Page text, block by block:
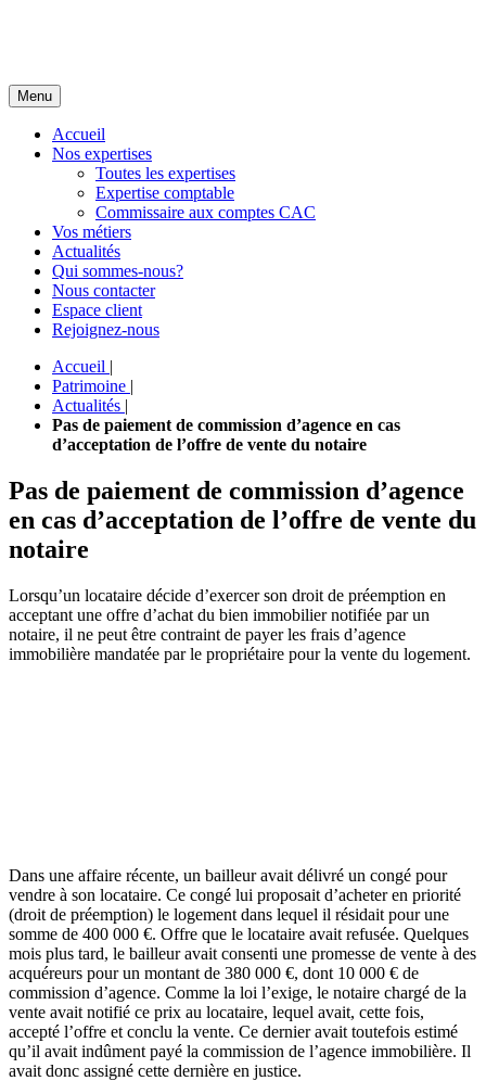
Menu
Accueil
Nos expertises
Toutes les expertises
Expertise comptable
Commissaire aux comptes CAC
Vos métiers
Actualités
Qui sommes-nous?
Nous contacter
Espace client
Rejoignez-nous
Accueil |
Patrimoine |
Actualités |
Pas de paiement de commission d’agence en cas
d’acceptation de l’offre de vente du notaire
Pas de paiement de commission d’agence
en cas d’acceptation de l’offre de vente du
notaire
Lorsqu’un locataire décide d’exercer son droit de préemption en
acceptant une offre d’achat du bien immobilier notifiée par un
notaire, il ne peut être contraint de payer les frais d’agence
immobilière mandatée par le propriétaire pour la vente du logement.
Dans une affaire récente, un bailleur avait délivré un congé pour
vendre à son locataire. Ce congé lui proposait d’acheter en priorité
(droit de préemption) le logement dans lequel il résidait pour une
somme de 400 000 €. Offre que le locataire avait refusée. Quelques
mois plus tard, le bailleur avait consenti une promesse de vente à des
acquéreurs pour un montant de 380 000 €, dont 10 000 € de
commission d’agence. Comme la loi l’exige, le notaire chargé de la
vente avait notifié ce prix au locataire, lequel avait, cette fois,
accepté l’offre et conclu la vente. Ce dernier avait toutefois estimé
qu’il avait indûment payé la commission de l’agence immobilière. Il
avait donc assigné cette dernière en justice.